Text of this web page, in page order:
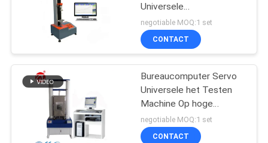
Universele
Stoffentreksterkte het
testen machine
negotiable MOQ:1 set
CONTACT
Bureaucomputer Servo
Universele het Testen
Machine Op hoge
temperatuur
negotiable MOQ:1 set
CONTACT